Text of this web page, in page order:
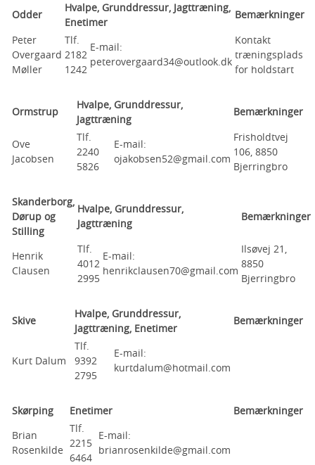
Odder
Hvalpe, Grunddressur, Jagttræning,
Enetimer
Bemærkninger
Peter
Overgaard
Møller
Tlf.
2182
1242
E-mail:
peterovergaard34@outlook.dk
Kontakt
træningsplads
for holdstart
Ormstrup
Hvalpe, Grunddressur,
Jagttræning
Bemærkninger
Ove
Jacobsen
Tlf.
2240
5826
E-mail:
ojakobsen52@gmail.com
Frisholdtvej
106, 8850
Bjerringbro
Skanderborg,
Dørup og
Stilling
Hvalpe, Grunddressur,
Jagttræning
Bemærkninger
Henrik
Clausen
Tlf.
4012
2995
E-mail:
henrikclausen70@gmail.com
Ilsøvej 21,
8850
Bjerringbro
Skive
Hvalpe, Grunddressur,
Jagttræning, Enetimer
Bemærkninger
Kurt Dalum
Tlf.
9392
2795
E-mail:
kurtdalum@hotmail.com
Skørping Enetimer
Bemærkninger
Brian
Rosenkilde
Tlf.
2215
6464
E-mail:
brianrosenkilde@gmail.com